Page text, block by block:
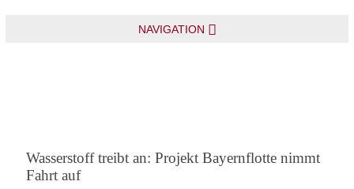
NAVIGATION
Wasserstoff treibt an: Projekt Bayernflotte nimmt
Fahrt auf